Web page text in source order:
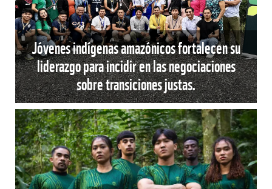
Jóvenes indígenas amazónicos fortalecen su
liderazgo para incidir en las negociaciones
sobre transiciones justas.